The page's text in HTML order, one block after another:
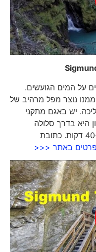
המים הגועשים.
נוצר מפל מרהיב של
יש באגם מתקני
בדרך סלולה
העוברת ביער קסום. משך הליכה כ-40 דקות. כתובת
באתר <<<